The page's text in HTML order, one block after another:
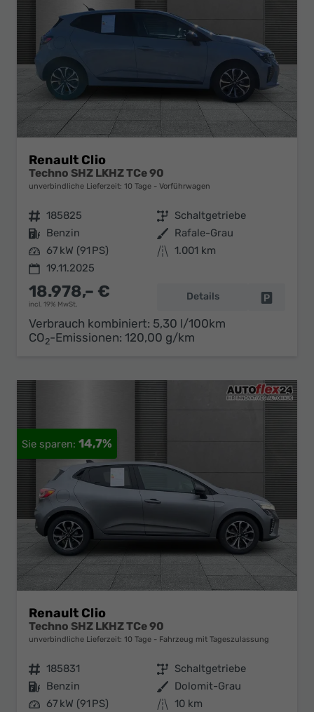
Renault Clio
Techno SHZ LKHZ TCe 90
unverbindliche Lieferzeit: 10 Tage Vorführwagen
Fahrzeugnr. 185825 Getriebe Schaltgetriebe
Kraftstoff Benzin Außenfarbe Rafale-Grau
Leistung 67 kW (91 PS) Kilometerstand 1.001 km
19.11.2025
18.978,– €
incl. 19% MwSt.
Details
Verbrauch kombiniert: 5,30 l/100km
CO2-Emissionen: 120,00 g/km
14,7%
Renault Clio
Techno SHZ LKHZ TCe 90
unverbindliche Lieferzeit: 10 Tage Fahrzeug mit Tageszulassung
Fahrzeugnr. 185831 Getriebe Schaltgetriebe
Kraftstoff Benzin Außenfarbe Dolomit-Grau
Leistung 67 kW (91 PS) Kilometerstand 10 km